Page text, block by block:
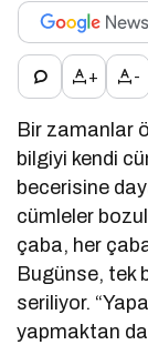
+ -
Bir zamanlar
bilgiyi kendi
becerisine
cümleler
çaba, her
Bugünse, tek
seriliyor.
yapmaktan